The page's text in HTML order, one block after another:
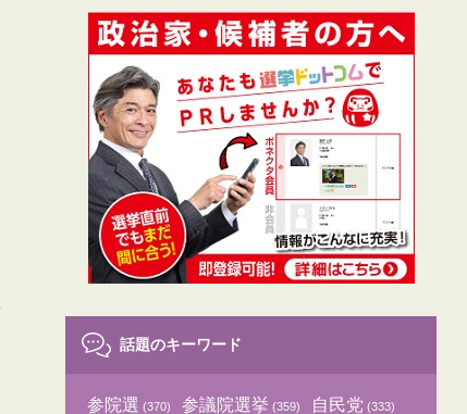
話題のキーワード
参院選 (370) 参議院選挙 (359) 自民党 (333)